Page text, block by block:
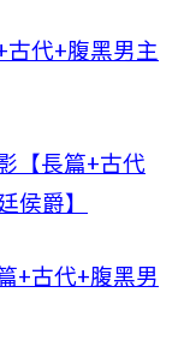
古代+腹黑男主
【長篇+古代
侯爵】
+古代+腹黑男